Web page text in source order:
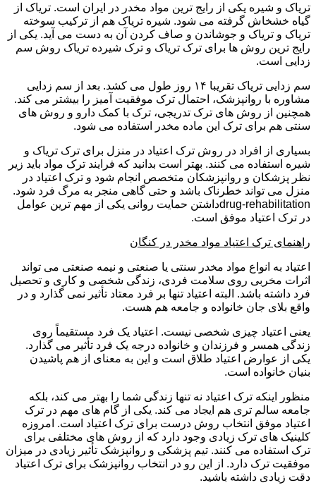
تریاک و شیره یکی از رایج ترین مواد مخدر در ایران است. تریاک از
گیاه خشخاش گرفته می شود. شیره تریاک هم از ترکیب سوخته
تریاک و تریاک و جوشاندن و صاف کردن آن به دست می آید. یکی از
رایج ترین روش ها برای ترک تریاک و ترک شیرده تریاک روش سم
زدایی است.
سم زدایی تریاک تقریبا ۱۴ روز طول می کشد. بعد از سم زدایی
مشاوره با روانپزشک، احتمال ترک موفقیت آمیز را بیشتر می کند.
همچنین از روش های ترک تدریجی، ترک با کمک دارو و روش های
سنتی هم برای ترک این ماده مخدر استفاده می شود.
بسیاری از افراد در روش ترک اعتیاد در منزل برای ترک تریاک و
شیره استفاده می کنند. بهتر است بدانید که فرایند ترک مواد باید زیر
نظر پزشکان و روانپزشکان متخصص انجام شود و ترک اعتیاد در
منزل می تواند خطرناک باشد و حتی گاهی منجر به مرگ فرد شود.
drug-rehabilitationداشتن حمایت روانی یکی از مهم ترین عوامل
در ترک اعتیاد موفق است.
راهنمای ترک اعتیاد مواد مخدر در کنگان
اعتیاد به انواع مواد مخدر سنتی یا صنعتی و نیمه صنعتی می تواند
اثرات مخربی روی سلامت فردی، زندگی شخصی و کاری و تحصیل
فرد داشته باشد. البته اعتیاد تنها بر فرد معتاد تأثیر نمی گذارد و در
واقع بلای جان خانواده و جامعه هم هست.
یعنی اعتیاد چیزی شخصی نیست. اعتیاد یک فرد مستقیماً روی
زندگی همسر و فرزندان و خانواده درجه یک فرد تأثیر می گذارد.
یکی از عوارض اعتیاد طلاق است و این به معنای از هم پاشیدن
بنیان خانواده است.
منظور اینکه ترک اعتیاد نه تنها زندگی شما را بهتر می کند، بلکه
جامعه سالم تری هم ایجاد می کند. یکی از گام های مهم در ترک
اعتیاد موفق انتخاب روش درست برای ترک اعتیاد است. امروزه
کلینیک های ترک زیادی وجود دارد که از روش های مختلفی برای
ترک استفاده می کنند. تیم پزشکی و روانپزشک تأثیر زیادی در میزان
موفقیت ترک دارد. از این رو در انتخاب روانپزشک برای ترک اعتیاد
دقت زیادی داشته باشید.